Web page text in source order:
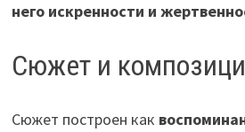
него искренности и
Сюжет и
Сюжет построен как